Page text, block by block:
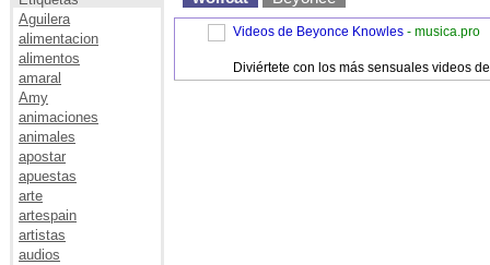
Aguilera
alimentacion
alimentos
amaral
Amy
animaciones
animales
apostar
apuestas
arte
artespain
artistas
audios
Videos de Beyonce Knowles - musica.pro
Diviértete con los más sensuales videos